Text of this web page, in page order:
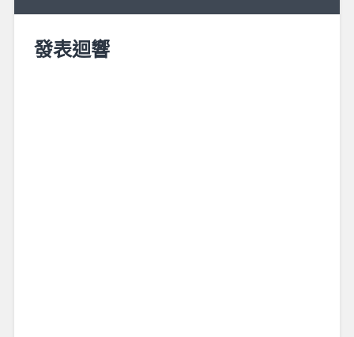
發表迴響